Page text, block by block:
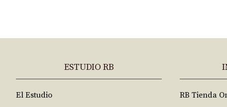
ESTUDIO RB
El Estudio
RB Tienda